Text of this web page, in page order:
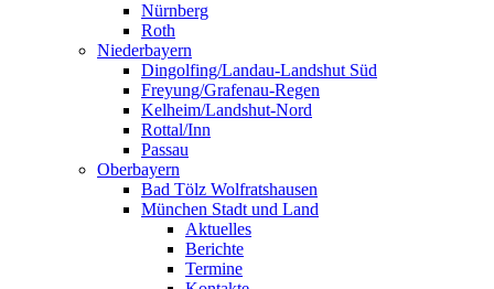
Nürnberg
Roth
Niederbayern
Dingolfing/Landau-Landshut Süd
Freyung/Grafenau-Regen
Kelheim/Landshut-Nord
Rottal/Inn
Passau
Oberbayern
Bad Tölz Wolfratshausen
München Stadt und Land
Aktuelles
Berichte
Termine